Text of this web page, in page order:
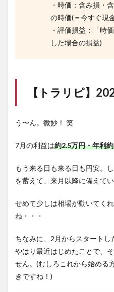
・時価：含み損・
の時価(＝今すぐ現
・評価損益：「時
した場合の損益)
【 トラリピ】
う〜ん。微妙！ 笑
7月の利益は約2.5万円・年利
もう来る日も来る日も円安。
を蓄えて、来月以降に備えて
せめて少しは相場が動いてく
ね・・・
ちなみに、2月からスタートし
やはり最近はじめたことで、
せん。(むしろこれから始める
きですね！)